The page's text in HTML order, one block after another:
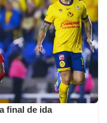
final de ida